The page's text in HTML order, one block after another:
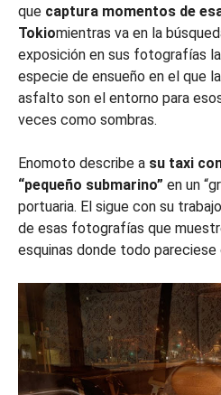
que captura momentos de
Tokiomientras va en la
exposición en sus fotografías
especie de ensueño en el que
asfalto son el entorno para
veces como sombras.
Enomoto describe a su taxi
“pequeño submarino” en un
portuaria. El sigue con su
de esas fotografías que
esquinas donde todo pareciese